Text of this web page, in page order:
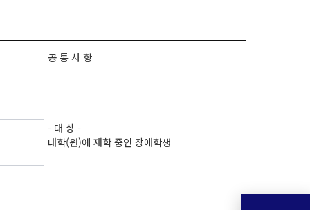
공 통 사 항
- 대 상 -
대학(원)에 재학 중인 장애학생